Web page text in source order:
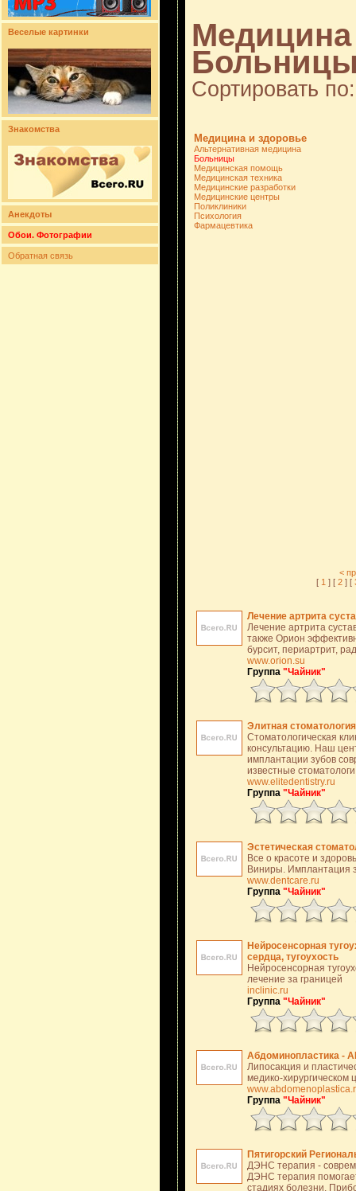
Веселые картинки
Знакомства
Анекдоты
Обои. Фотографии
Обратная связь
Сортировать
Медицина и здоровье
Альтернативная медицина
Больницы
Медицинская помощь
Медицинская техника
Медицинские разработки
Медицинские центры
Поликлиники
Психология
Фармацевтика
<
[1 ] [2 ] [
Лечение артрита
Лечение артрита
также Орион
бурсит, периартрит,
www.orion.su
Группа "Чайник"
Элитная стоматология
Стоматологическая
консультацию. Наш
имплантации зубов
известные
www.elitedentistry.ru
Группа "Чайник"
Эстетическая
Все о красоте и
Виниры. Имплантация
www.dentcare.ru
Группа "Чайник"
Нейросенсорная
сердца, тугоухость
Нейросенсорная
лечение за границей
inclinic.ru
Группа "Чайник"
Абдоминопластика -
Липосакция и
медико-хирургическом
Группа "Чайник"
Пятигорский
ДЭНС терапия -
ДЭНС терапия
стадиях болезни.